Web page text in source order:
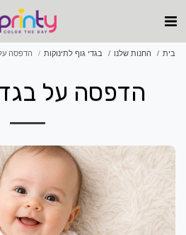
בית החנות שלנו בגדי גוף לתינוקות הדפסה על
הדפסה על בגד